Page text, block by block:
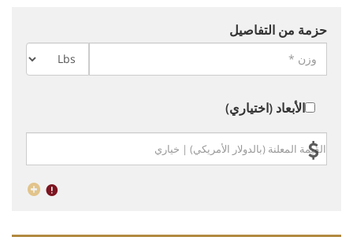
حزمة من التفاصيل
الأبعاد (اختياري)